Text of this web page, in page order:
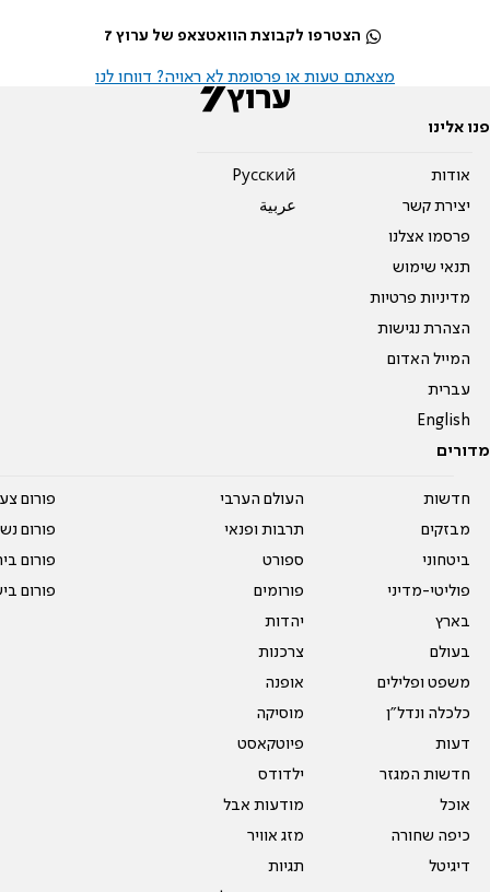
הצטרפו לקבוצת הוואטצאפ של ערוץ 7
מצאתם טעות או פרסומת לא ראויה? דווחו לנו
פנו אלינו
אודות
יצירת קשר
פרסמו אצלנו
תנאי שימוש
מדיניות פרטיות
הצהרת נגישות
המייל האדום
עברית
English
Pусский
عربية
מדורים
חדשות
מבזקים
ביטחוני
פוליטי-מדיני
בארץ
בעולם
משפט ופלילים
כלכלה ונדל"ן
דעות
חדשות המגזר
אוכל
כיפה שחורה
דיגיטל
העולם הערבי
תרבות ופנאי
ספורט
פורומים
יהדות
צרכנות
אופנה
מוסיקה
פיוטקאסט
ילדודס
מודעות אבל
מזג אוויר
תגיות
פורום
פורום
פורום
פורום